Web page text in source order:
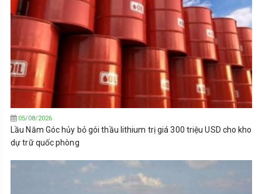
05/08/2026
Lầu Năm Góc hủy bỏ gói thầu lithium trị giá 300 triệu USD cho kho
dự trữ quốc phòng